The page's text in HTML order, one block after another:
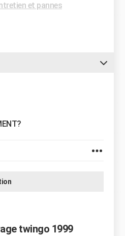
et pannes
twingo 1999